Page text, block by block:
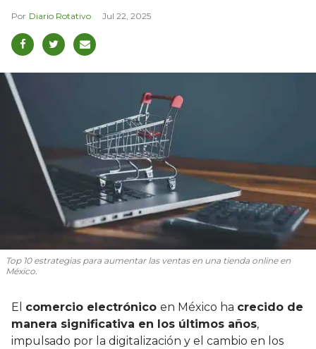
Diario Rotativo Jul 22, 2025
Top 10 estrategias para aumentar las ventas en una tienda online en
México.
El comercio electrónico en México ha crecido de
manera significativa en los últimos años,
impulsado por la digitalización y el cambio en los